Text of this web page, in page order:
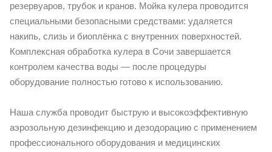
резервуаров, трубок и кранов. Мойка кулера проводится
специальными безопасными средствами: удаляется
накипь, слизь и биоплёнка с внутренних поверхностей.
Комплексная обработка кулера в Сочи завершается
контролем качества воды — после процедуры
оборудование полностью готово к использованию.
Наша служба проводит быструю и высокоэффективную
аэрозольную дезинфекцию и дезодорацию с применением
профессионального оборудования и медицинских